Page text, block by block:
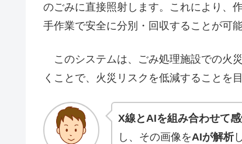
のごみに直接照射します。これにより、
手作業で安全に分別・回収することが可
このシステムは、ごみ処理施設での火
くことで、火災リスクを低減することを
X線とAIを組み合わせて
し、その画像をAIが解析